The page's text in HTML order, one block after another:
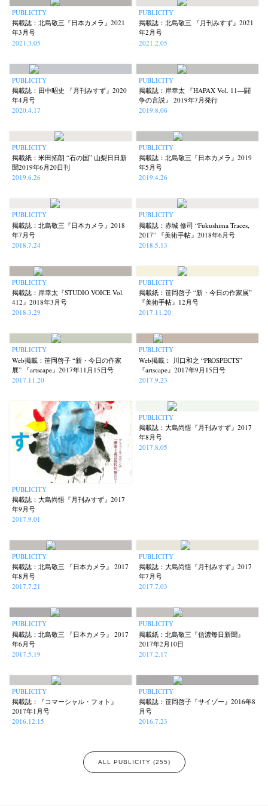
PUBLICITY
掲載誌：北島敬三『日本カメラ』2021
年3月号
2021.3.05
PUBLICITY
掲載誌：北島敬三 『月刊みすず』2021
年2月号
2021.2.05
PUBLICITY
掲載誌：田中昭史 『月刊みすず』2020
年4月号
2020.4.17
PUBLICITY
掲載誌：岸幸太 『HAPAX Vol. 11—闘
争の言説』 2019年7月発行
2019.8.06
PUBLICITY
掲載紙：米田拓朗 “石の国” 山梨日日新
聞2019年6月20日刊
2019.6.26
PUBLICITY
掲載誌：北島敬三『日本カメラ』2019
年5月号
2019.4.26
PUBLICITY
掲載誌：北島敬三『日本カメラ』2018
年7月号
2018.7.24
PUBLICITY
掲載誌：赤城 修司 “Fukushima Traces,
2017” 『美術手帖』2018年6月号
2018.5.13
PUBLICITY
掲載誌：岸幸太『STUDIO VOICE Vol.
412』2018年3月号
2018.3.29
PUBLICITY
掲載紙：笹岡啓子 “新・今日の作家展”
『美術手帖』12月号
2017.11.20
PUBLICITY
Web掲載：笹岡啓子 “新・今日の作家
展” 『artscape』2017年11月15日号
2017.11.20
PUBLICITY
Web掲載： 川口和之 “PROSPECTS”
『artscape』2017年9月15日号
2017.9.23
PUBLICITY
掲載誌：大島尚悟『月刊みすず』2017
年9月号
2017.9.01
PUBLICITY
掲載誌：大島尚悟『月刊みすず』2017
年8月号
2017.8.05
PUBLICITY
掲載誌：北島敬三 『日本カメラ』 2017
年8月号
2017.7.21
PUBLICITY
掲載誌：大島尚悟『月刊みすず』2017
年7月号
2017.7.03
PUBLICITY
掲載誌：北島敬三 『日本カメラ』 2017
年6月号
2017.5.19
PUBLICITY
掲載紙：北島敬三『信濃毎日新聞』
2017年2月10日
2017.2.17
PUBLICITY
掲載誌：『コマーシャル・フォト』
2017年1月号
2016.12.15
PUBLICITY
掲載誌：笹岡啓子『サイゾー』2016年8
月号
2016.7.23
ALL PUBLICITY (255)